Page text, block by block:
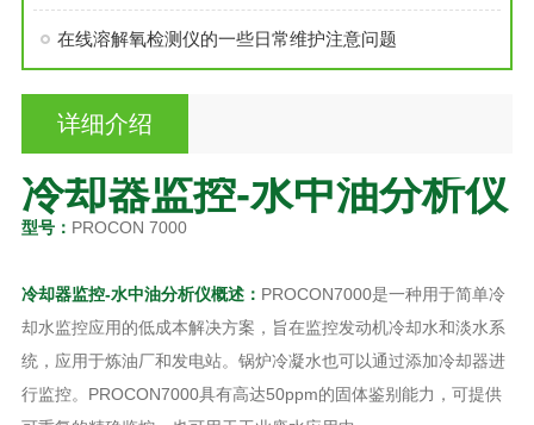
在线溶解氧检测仪的一些日常维护注意问题
详细介绍
冷却器监控-水中油分析仪
型号： PROCON 7000
冷却器监控-水中油分析仪概述： PROCON7000是一种用于简单冷
却水监控应用的低成本解决方案，旨在监控发动机冷却水和淡水系
统，应用于炼油厂和发电站。锅炉冷凝水也可以通过添加冷却器进
行监控。PROCON7000具有高达50ppm的固体鉴别能力，可提供